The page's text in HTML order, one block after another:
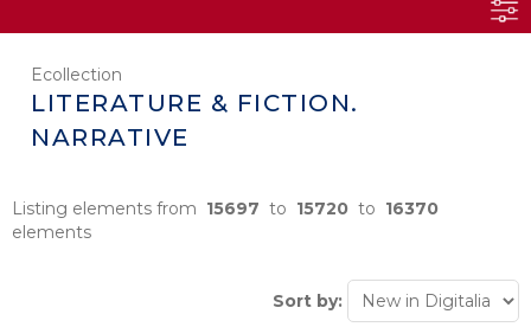
Ecollection
LITERATURE & FICTION.
NARRATIVE
Listing elements from 15697 to 15720 to 16370
elements
Sort by: